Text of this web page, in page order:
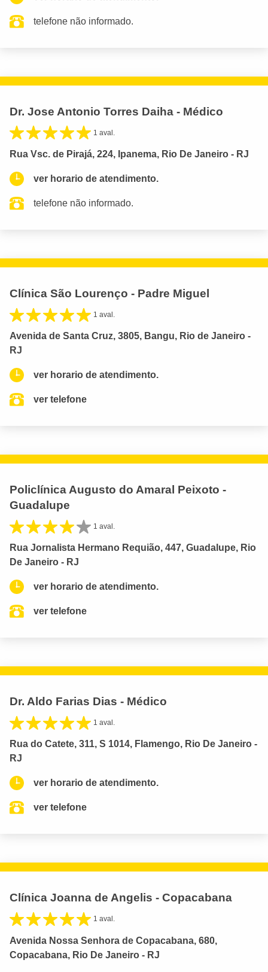
telefone não informado.
Dr. Jose Antonio Torres Daiha - Médico
1 aval.
Rua Vsc. de Pirajá, 224, Ipanema, Rio De Janeiro - RJ
ver horario de atendimento.
telefone não informado.
Clínica São Lourenço - Padre Miguel
1 aval.
Avenida de Santa Cruz, 3805, Bangu, Rio de Janeiro -
RJ
ver horario de atendimento.
ver telefone
Policlínica Augusto do Amaral Peixoto -
Guadalupe
1 aval.
Rua Jornalista Hermano Requião, 447, Guadalupe, Rio
De Janeiro - RJ
ver horario de atendimento.
ver telefone
Dr. Aldo Farias Dias - Médico
1 aval.
Rua do Catete, 311, S 1014, Flamengo, Rio De Janeiro -
RJ
ver horario de atendimento.
ver telefone
Clínica Joanna de Angelis - Copacabana
1 aval.
Avenida Nossa Senhora de Copacabana, 680,
Copacabana, Rio De Janeiro - RJ